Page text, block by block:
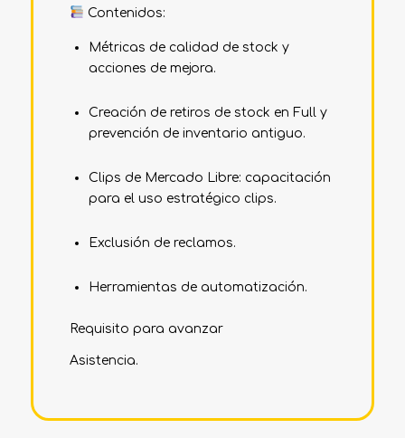
Contenidos:
Métricas de calidad de stock y
acciones de mejora.
Creación de retiros de stock en Full y
prevención de inventario antiguo.
Clips de Mercado Libre: capacitación
para el uso estratégico clips.
Exclusión de reclamos.
Herramientas de automatización.
Requisito para avanzar
Asistencia.